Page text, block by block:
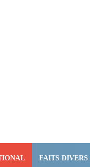
FAITS DIVERS